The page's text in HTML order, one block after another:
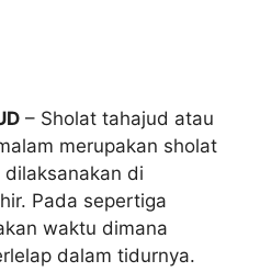
– Sholat tahajud atau
merupakan sholat
di
Pada sepertiga
waktu dimana
dalam tidurnya.